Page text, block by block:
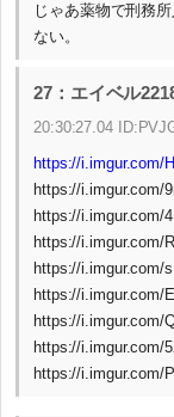
じゃあ薬物で刑務
ない。
27：エイベル
20:30:27.04
https://i.imgur.com/
https://i.imgur.com/
https://i.imgur.com/
https://i.imgur.com/
https://i.imgur.com/
https://i.imgur.com/
https://i.imgur.com/
https://i.imgur.com/
https://i.imgur.com/